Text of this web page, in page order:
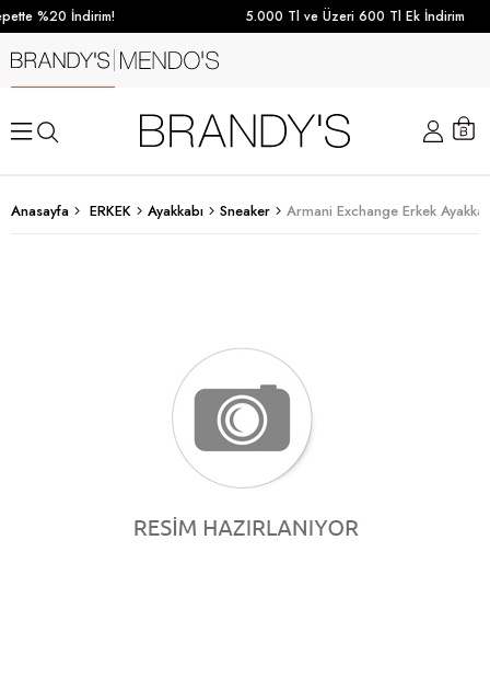
%20 İndirim! 5.000 Tl ve Üzeri 600 Tl Ek İndirim
Anasayfa ERKEK Ayakkabı Sneaker Armani Exchange Erkek